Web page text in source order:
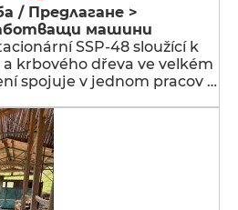
/ Предлагане >
машини
SSP-48 sloužící k
krbového dřeva ve velkém
spojuje v jednom pracov …